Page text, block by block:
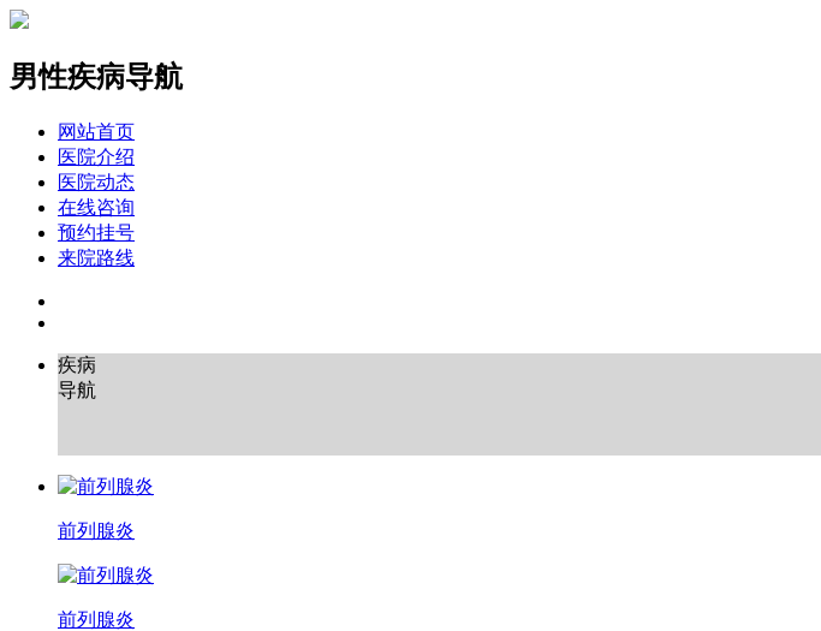
男性疾病导航
网站首页
医院介绍
医院动态
在线咨询
预约挂号
来院路线
疾病
导航
前列腺炎
前列腺炎